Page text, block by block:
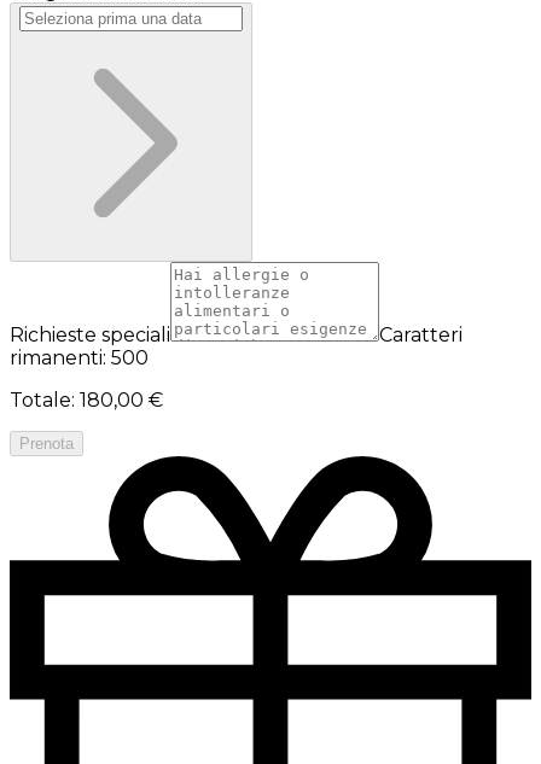
Richieste speciali
Caratteri
rimanenti: 500
Totale: 180,00 €
Prenota